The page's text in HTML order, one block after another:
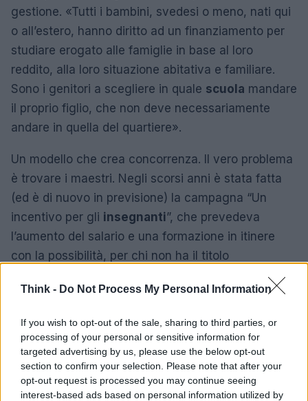
Think - Do Not Process My Personal Information
If you wish to opt-out of the sale, sharing to third parties, or
processing of your personal or sensitive information for
targeted advertising by us, please use the below opt-out
section to confirm your selection. Please note that after your
opt-out request is processed you may continue seeing
interest-based ads based on personal information utilized by
gestione. «Tutti i bambini, svedesi o meno, nati qui
o all’estero, hanno diritto ad un finanziamento per
studiare erogato alle famiglie in base al loro
reddito, alla loro situazione abitativa e familiare.
Sono i genitori a scegliere in quale scuola mandare
il proprio figlio, che non deve necessariamente
andare in quella del quartiere».
Un modello che crea concorrenza. Il vero problema
è trovare i maestri. Negli scorsi anni è stata fatta
(ed è di nuovo in previsione) la campagna “Un
incentivo per gli insegnanti”, che prevedeva
l’aumento del salario e una formazione in itinere
con la possibilità, per chi non ha il titolo
attimo penso a quanto sarebbe necessaria anche
così come un reclutamento fatto dalle municipalità
o dalle singole scuole, abolendo l’assurdo sistema
di concorsi e graduatorie. Ma siamo su un altro
pianeta. Tanti saluti alla povera patria Italia dalla